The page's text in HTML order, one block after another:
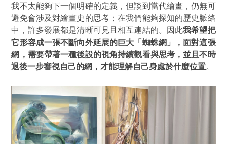
我不太能夠下一個明確的定義，但談到當代繪畫，仍無可
避免會涉及對繪畫史的思考；在我們能夠探知的歷史脈絡
中，許多發展都是清晰可見且相互連結的。因此我希望把
它形容成一張不斷向外延展的巨大 「蜘蛛網」
，面對這張
網，需要帶著一種後設的視角持續觀看與思考，並且不時
退後一步審視自己的網，才能理解自己身處於什麼位置。